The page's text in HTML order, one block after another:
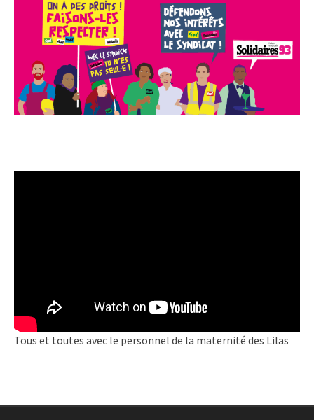
Tous et toutes avec le personnel de la maternité des Lilas